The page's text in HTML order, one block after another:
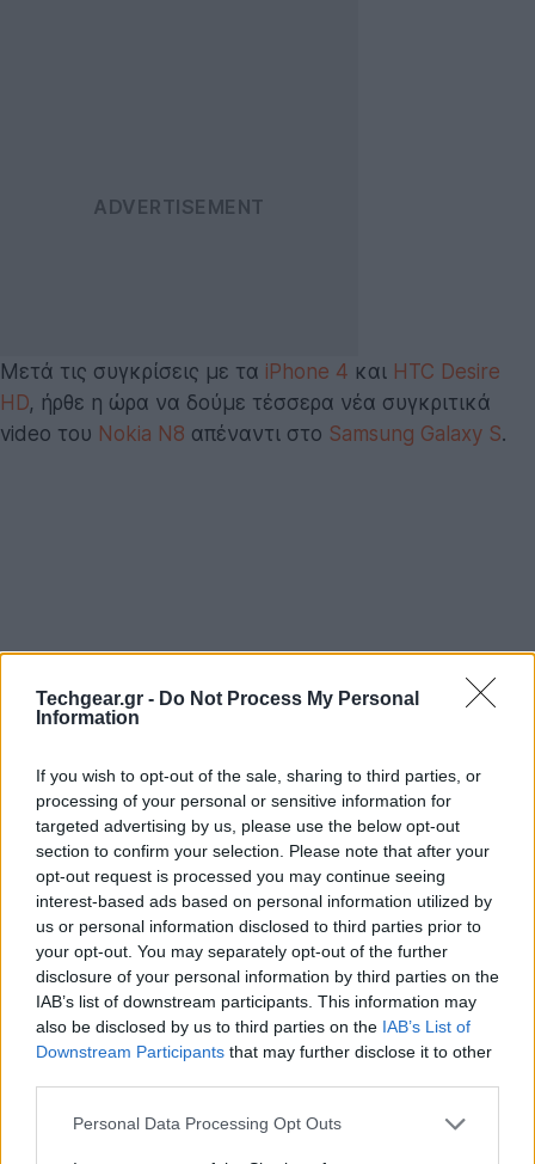
Techgear.gr - Do Not Process My Personal
Information
If you wish to opt-out of the sale, sharing to third parties, or
processing of your personal or sensitive information for
targeted advertising by us, please use the below opt-out
section to confirm your selection. Please note that after your
opt-out request is processed you may continue seeing
interest-based ads based on personal information utilized by
us or personal information disclosed to third parties prior to
your opt-out. You may separately opt-out of the further
disclosure of your personal information by third parties on the
IAB’s list of downstream participants. This information may
also be disclosed by us to third parties on the IAB’s List of
Downstream Participants that may further disclose it to other
Please note that this website/app uses one or more Google
Personal Data Processing Opt Outs
Μετά τις συγκρίσεις με τα iPhone 4 και HTC Desire
HD, ήρθε η ώρα να δούμε τέσσερα νέα συγκριτικά
video του Nokia N8 απέναντι στο Samsung Galaxy S.